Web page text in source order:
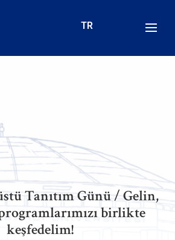
TR
Tanıtım Günü / Gelin,
birlikte
keşfedelim!